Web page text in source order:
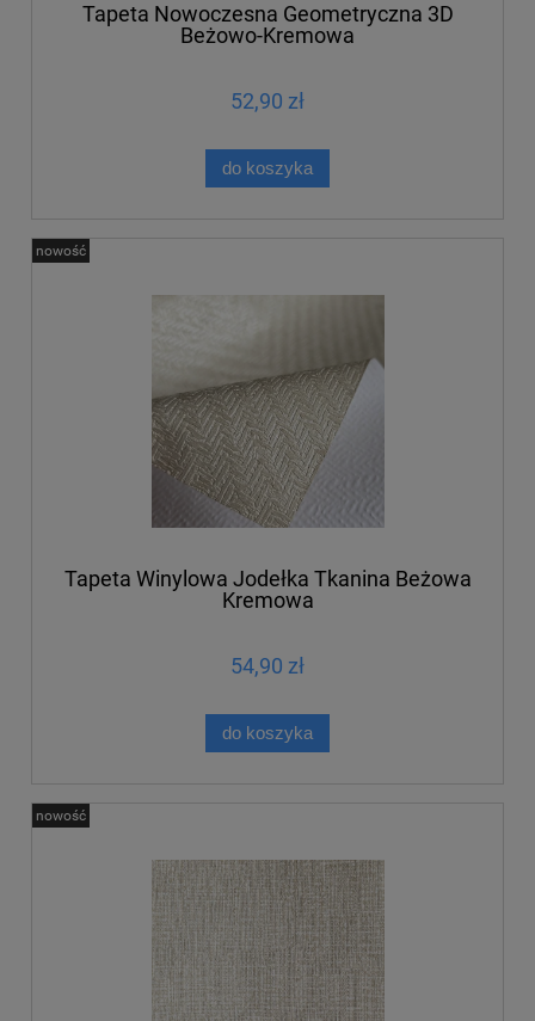
Tapeta Nowoczesna Geometryczna 3D
Beżowo-Kremowa
52,90 zł
do koszyka
Tapeta Winylowa Jodełka Tkanina Beżowa
Kremowa
54,90 zł
do koszyka
nowość
nowość